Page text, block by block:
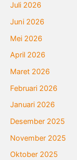
Juli 2026
Juni 2026
Mei 2026
April 2026
Maret 2026
Februari 2026
Januari 2026
Desember 2025
November 2025
Oktober 2025